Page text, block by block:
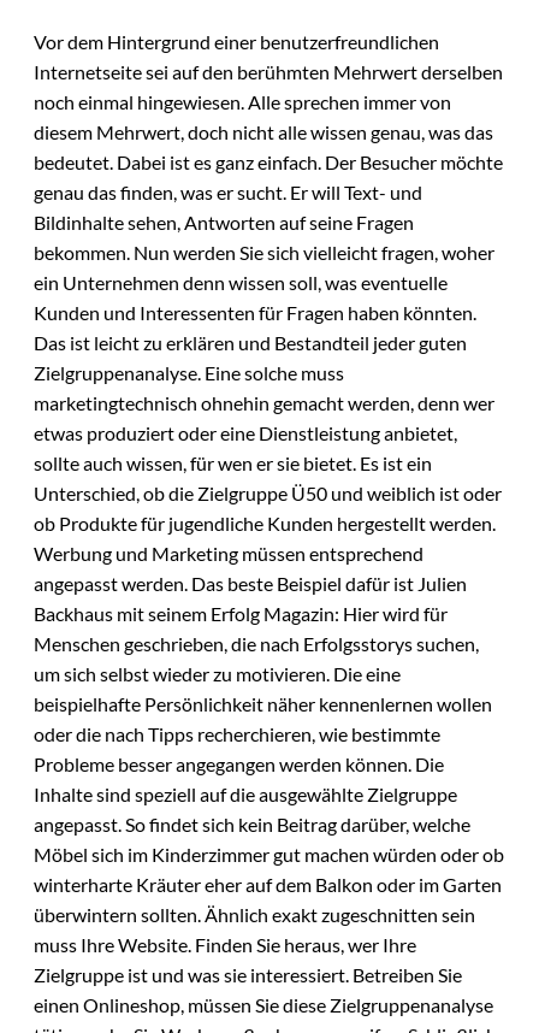
Vor dem Hintergrund einer benutzerfreundlichen
Internetseite sei auf den berühmten Mehrwert derselben
noch einmal hingewiesen. Alle sprechen immer von
diesem Mehrwert, doch nicht alle wissen genau, was das
bedeutet. Dabei ist es ganz einfach. Der Besucher möchte
genau das finden, was er sucht. Er will Text- und
Bildinhalte sehen, Antworten auf seine Fragen
bekommen. Nun werden Sie sich vielleicht fragen, woher
ein Unternehmen denn wissen soll, was eventuelle
Kunden und Interessenten für Fragen haben könnten.
Das ist leicht zu erklären und Bestandteil jeder guten
Zielgruppenanalyse. Eine solche muss
marketingtechnisch ohnehin gemacht werden, denn wer
etwas produziert oder eine Dienstleistung anbietet,
sollte auch wissen, für wen er sie bietet. Es ist ein
Unterschied, ob die Zielgruppe Ü50 und weiblich ist oder
ob Produkte für jugendliche Kunden hergestellt werden.
Werbung und Marketing müssen entsprechend
angepasst werden. Das beste Beispiel dafür ist Julien
Backhaus mit seinem Erfolg Magazin: Hier wird für
Menschen geschrieben, die nach Erfolgsstorys suchen,
um sich selbst wieder zu motivieren. Die eine
beispielhafte Persönlichkeit näher kennenlernen wollen
oder die nach Tipps recherchieren, wie bestimmte
Probleme besser angegangen werden können. Die
Inhalte sind speziell auf die ausgewählte Zielgruppe
angepasst. So findet sich kein Beitrag darüber, welche
Möbel sich im Kinderzimmer gut machen würden oder ob
winterharte Kräuter eher auf dem Balkon oder im Garten
überwintern sollten. Ähnlich exakt zugeschnitten sein
muss Ihre Website. Finden Sie heraus, wer Ihre
Zielgruppe ist und was sie interessiert. Betreiben Sie
einen Onlineshop, müssen Sie diese Zielgruppenanalyse